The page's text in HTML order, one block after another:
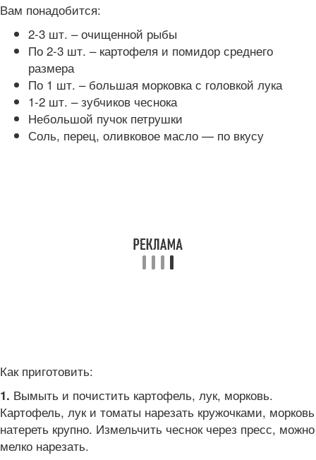
Вам понадобится:
2-3 шт. – очищенной рыбы
По 2-3 шт. – картофеля и помидор среднего
размера
По 1 шт. – большая морковка с головкой лука
1-2 шт. – зубчиков чеснока
Небольшой пучок петрушки
Соль, перец, оливковое масло — по вкусу
Как приготовить:
1. Вымыть и почистить картофель, лук, морковь.
Картофель, лук и томаты нарезать кружочками, морковь
натереть крупно. Измельчить чеснок через пресс, можно
мелко нарезать.